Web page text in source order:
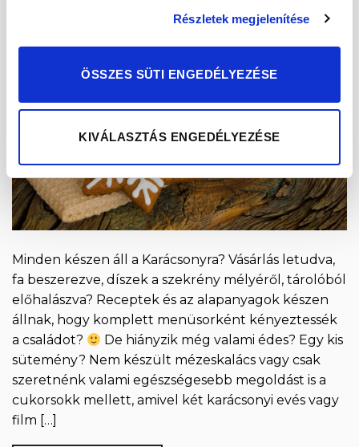
Részletek megjelenítése
ÖSSZES SÜTI ENGEDÉLYEZÉSE
KIVÁLASZTÁS ENGEDÉLYEZÉSE
Minden készen áll a Karácsonyra? Vásárlás letudva,
fa beszerezve, díszek a szekrény mélyéről, tárolóból
előhalászva? Receptek és az alapanyagok készen
állnak, hogy komplett menüsorként kényeztessék
a családot?
De hiányzik még valami édes? Egy kis
sütemény? Nem készült mézeskalács vagy csak
szeretnénk valami egészségesebb megoldást is a
cukorsokk mellett, amivel két karácsonyi evés vagy
film […]